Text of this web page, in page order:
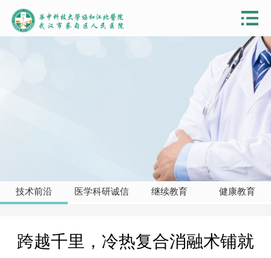
技术前沿 医学科研诚信 继续教育 健康教育
跨越千里，冷热复合消融术铺就